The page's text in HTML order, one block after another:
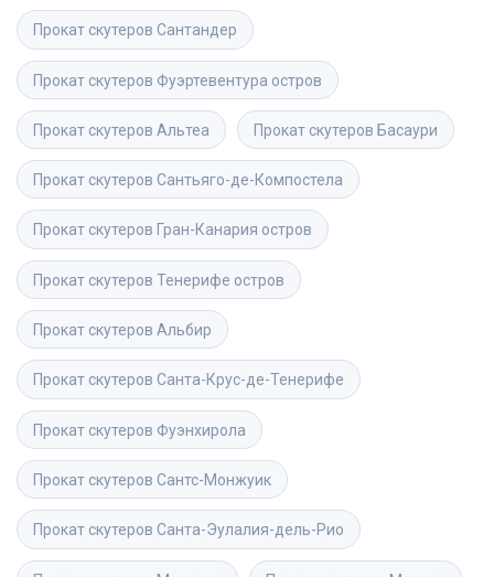
Прокат скутеров Сантандер
Прокат скутеров Фуэртевентура остров
Прокат скутеров Альтеа Прокат скутеров Басаури
Прокат скутеров Сантьяго-де-Компостела
Прокат скутеров Гран-Канария остров
Прокат скутеров Тенерифе остров
Прокат скутеров Альбир
Прокат скутеров Санта-Крус-де-Тенерифе
Прокат скутеров Фуэнхирола
Прокат скутеров Сантс-Монжуик
Прокат скутеров Санта-Эулалия-дель-Рио